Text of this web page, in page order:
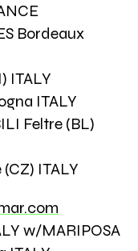
Bordeaux
ITALY
ITALY
Feltre (BL)
(CZ) ITALY
w/MARIPOSA